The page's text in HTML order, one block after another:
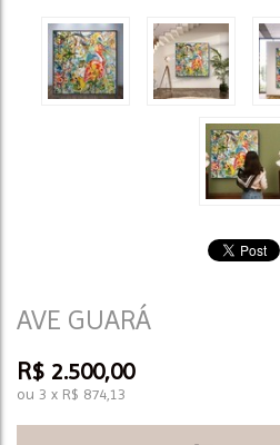
AVE GUARÁ
R$ 2.500,00
ou 3 x R$ 874,13